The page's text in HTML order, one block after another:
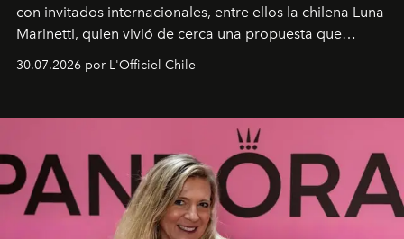
con invitados internacionales, entre ellos la chilena Luna
Marinetti, quien vivió de cerca una propuesta que
fusiona moda y rendimiento.
30.07.2026 por L'Officiel Chile